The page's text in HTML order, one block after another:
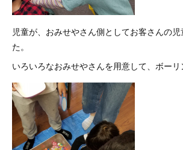
児童が、おみせやさん側としてお客さんの
た。
いろいろなおみせやさんを用意して、ボーリ